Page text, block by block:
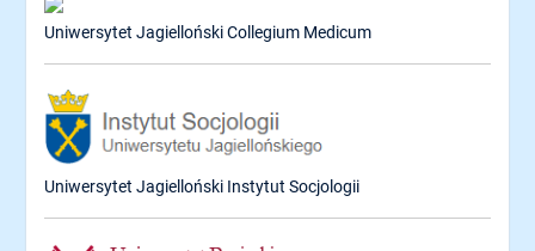
Uniwersytet Jagielloński Collegium Medicum
Uniwersytet Jagielloński Instytut Socjologii